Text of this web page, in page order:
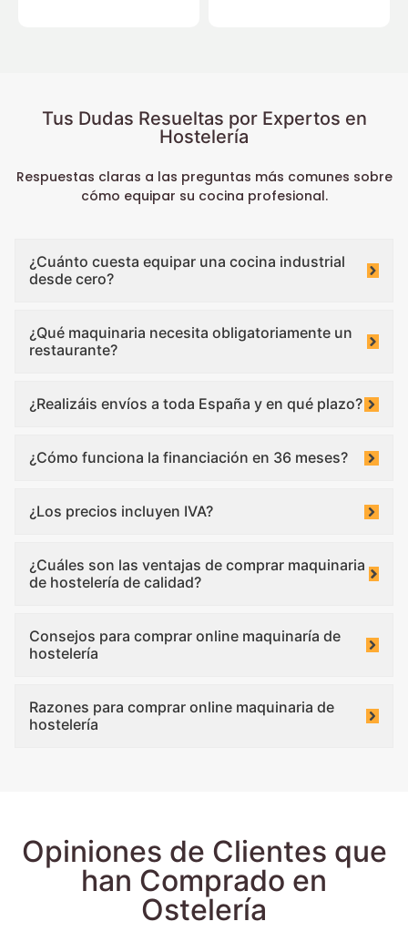
Tus Dudas Resueltas por Expertos en
Hostelería
Respuestas claras a las preguntas más comunes sobre
cómo equipar su cocina profesional.
¿Cuánto cuesta equipar una cocina industrial
desde cero?
¿Qué maquinaria necesita obligatoriamente un
restaurante?
¿Realizáis envíos a toda España y en qué plazo?
¿Cómo funciona la financiación en 36 meses?
¿Los precios incluyen IVA?
¿Cuáles son las ventajas de comprar maquinaria
de hostelería de calidad?
Consejos para comprar online maquinaría de
hostelería
Razones para comprar online maquinaria de
hostelería
Opiniones de Clientes que
han Comprado en
Ostelería